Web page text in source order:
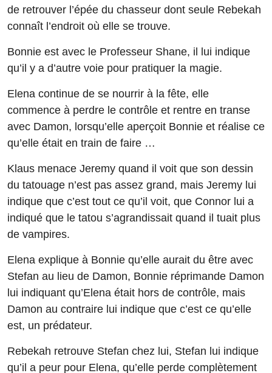
de retrouver l’épée du chasseur dont seule Rebekah
connaît l’endroit où elle se trouve.
Bonnie est avec le Professeur Shane, il lui indique
qu’il y a d’autre voie pour pratiquer la magie.
Elena continue de se nourrir à la fête, elle
commence à perdre le contrôle et rentre en transe
avec Damon, lorsqu’elle aperçoit Bonnie et réalise ce
qu’elle était en train de faire …
Klaus menace Jeremy quand il voit que son dessin
du tatouage n’est pas assez grand, mais Jeremy lui
indique que c’est tout ce qu’il voit, que Connor lui a
indiqué que le tatou s’agrandissait quand il tuait plus
de vampires.
Elena explique à Bonnie qu’elle aurait du être avec
Stefan au lieu de Damon, Bonnie réprimande Damon
lui indiquant qu’Elena était hors de contrôle, mais
Damon au contraire lui indique que c’est ce qu’elle
est, un prédateur.
Rebekah retrouve Stefan chez lui, Stefan lui indique
qu’il a peur pour Elena, qu’elle perde complètement